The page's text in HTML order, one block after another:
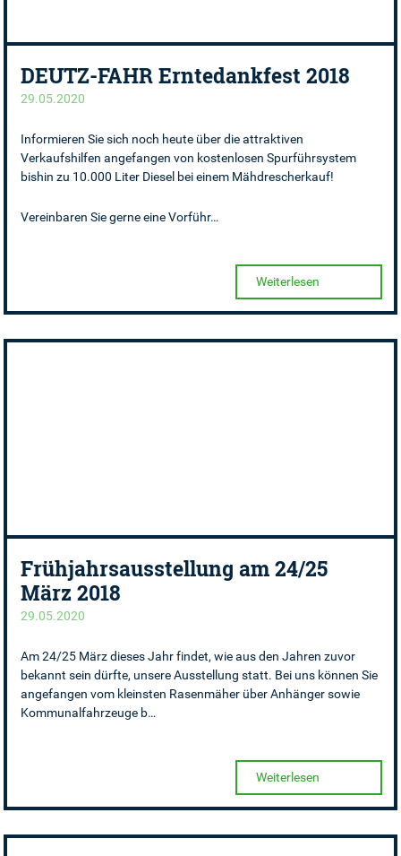
29.05.2020
DEUTZ-FAHR Erntedankfest 2018
Informieren Sie sich noch heute über die attraktiven
Verkaufshilfen angefangen von kostenlosen Spurführsystem
bishin zu 10.000 Liter Diesel bei einem Mähdrescherkauf!
Vereinbaren Sie gerne eine Vorführ…
Weiterlesen
29.05.2020
Frühjahrsausstellung am 24/25
März 2018
Am 24/25 März dieses Jahr findet, wie aus den Jahren zuvor
bekannt sein dürfte, unsere Ausstellung statt. Bei uns können Sie
angefangen vom kleinsten Rasenmäher über Anhänger sowie
Kommunalfahrzeuge b…
Weiterlesen